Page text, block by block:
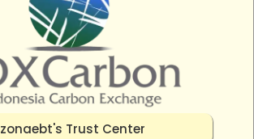
zonaebt's Trust Center